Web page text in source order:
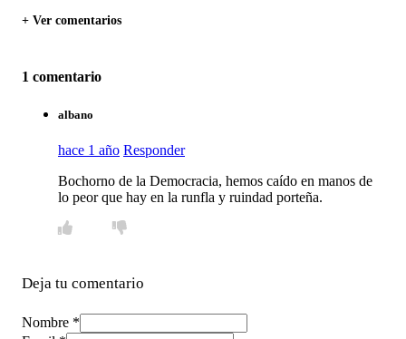
+ Ver comentarios
1 comentario
albano
hace 1 año Responder
Bochorno de la Democracia, hemos caído en manos de
lo peor que hay en la runfla y ruindad porteña.
Deja tu comentario
Nombre *